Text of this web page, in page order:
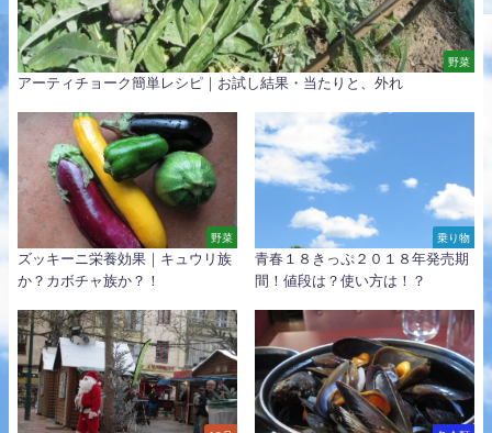
野菜
アーティチョーク簡単レシピ｜お試し結果・当たりと、外れ
野菜
ズッキーニ栄養効果｜キュウリ族
か？カボチャ族か？！
乗り物
青春１８きっぷ２０１８年発売期
間！値段は？使い方は！？